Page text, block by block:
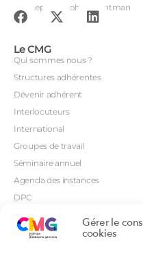
Gérer le
cookies
Conception : John Brightman
Le CMG
Qui sommes nous ?
Structures adhérentes
Dévenir adhérent
Interlocuteurs
International
Groupes de travail
Séminaire annuel
Agenda des instances
DPC
Orientations prioritaires